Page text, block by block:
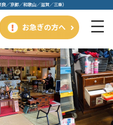
／京都／和歌⼭／滋賀／三重）
お急ぎの方へ